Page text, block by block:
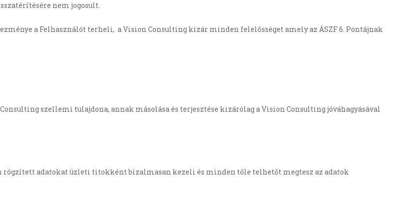
nem jogosult.
a Felhasználót terheli, a Vision Consulting kizár minden felelősséget amely az ÁSZF 6. Pontájnak
szellemi tulajdona, annak másolása és terjesztése kizárólag a Vision Consulting jóváhagyásával
rögzített adatokat üzleti titokként bizalmasan kezeli és minden tőle telhetőt megtesz az adatok